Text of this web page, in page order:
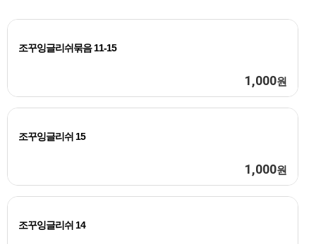
조꾸잉글리쉬묶음 11-15
1,000원
조꾸잉글리쉬 15
1,000원
조꾸잉글리쉬 14